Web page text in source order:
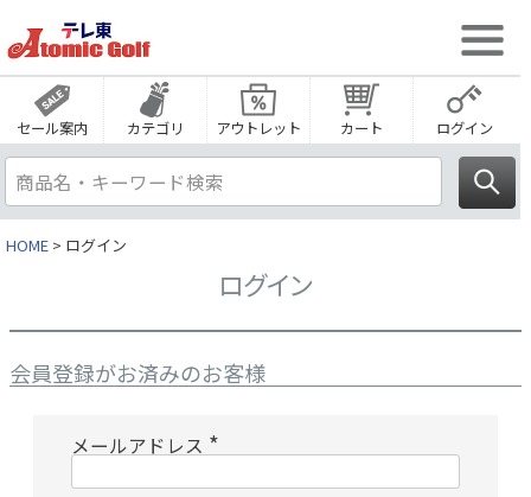
セール案内 カテゴリ アウトレット カート ログイン
HOME ログイン
ログイン
会員登録がお済みのお客様
メールアドレス
(
必